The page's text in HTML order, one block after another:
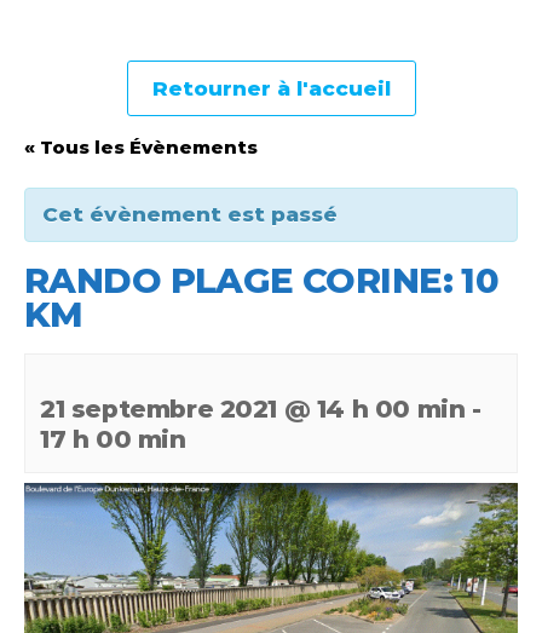
Retourner à l'accueil
« Tous les Évènements
Cet évènement est passé
RANDO PLAGE CORINE: 10
KM
21 septembre 2021 @ 14 h 00 min -
17 h 00 min